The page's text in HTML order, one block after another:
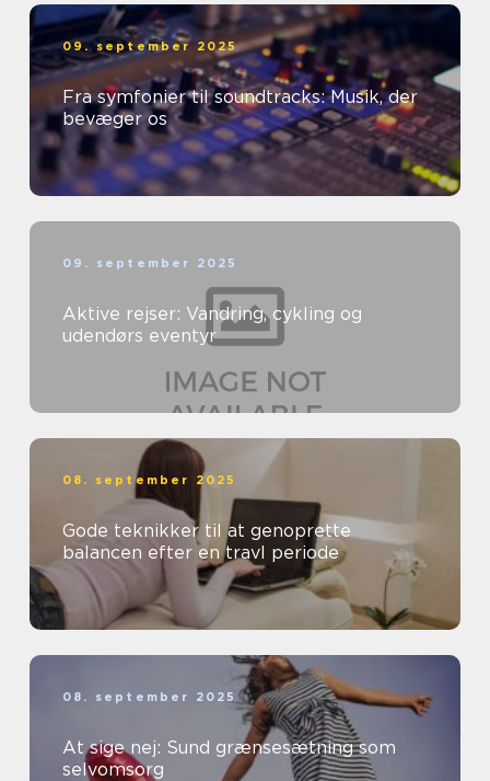
09. september 2025
Fra symfonier til soundtracks: Musik, der
bevæger os
09. september 2025
Aktive rejser: Vandring, cykling og
udendørs eventyr
08. september 2025
Gode teknikker til at genoprette
balancen efter en travl periode
08. september 2025
At sige nej: Sund grænsesætning som
selvomsorg